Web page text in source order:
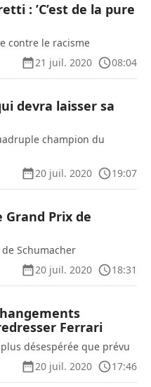
: ’C’est de la pure
contre le racisme
21 juil. 2020
08:04
devra laisser sa
champion du
20 juil. 2020
19:07
Prix de
Schumacher
20 juil. 2020
18:31
Ferrari
désespérée que prévu
20 juil. 2020
17:46